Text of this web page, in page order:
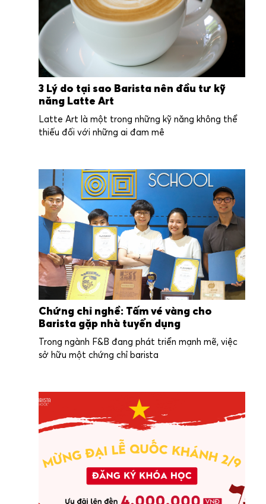
3 Lý do tại sao Barista nên đầu tư kỹ
năng Latte Art
Latte Art là một trong những kỹ năng không thể
thiếu đối với những ai đam mê
Chứng chỉ nghề: Tấm vé vàng cho
Barista gặp nhà tuyển dụng
Trong ngành F&B đang phát triển mạnh mẽ, việc
sở hữu một chứng chỉ barista